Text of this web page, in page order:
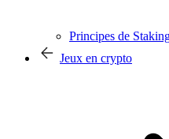
Principes de
Jeux en crypto